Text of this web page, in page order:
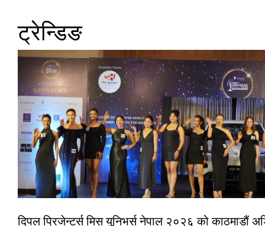
ट्रेन्डिङ
दिपल प्रिजेन्टर्स मिस युनिभर्स नेपाल २०२६ को काठमाडौं